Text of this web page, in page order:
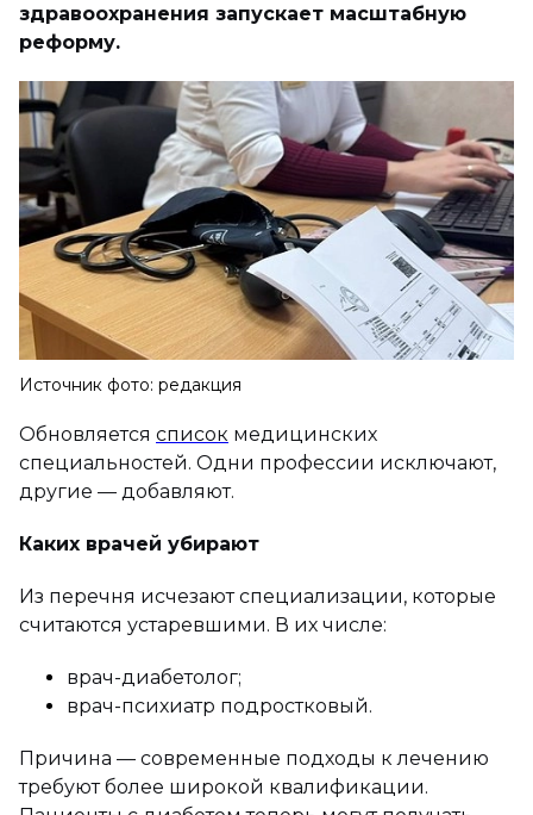
здравоохранения запускает масштабную
реформу.
Источник фото: редакция
Обновляется список медицинских
специальностей. Одни профессии исключают,
другие — добавляют.
Каких врачей убирают
Из перечня исчезают специализации, которые
считаются устаревшими. В их числе:
врач-диабетолог;
врач-психиатр подростковый.
Причина — современные подходы к лечению
требуют более широкой квалификации.